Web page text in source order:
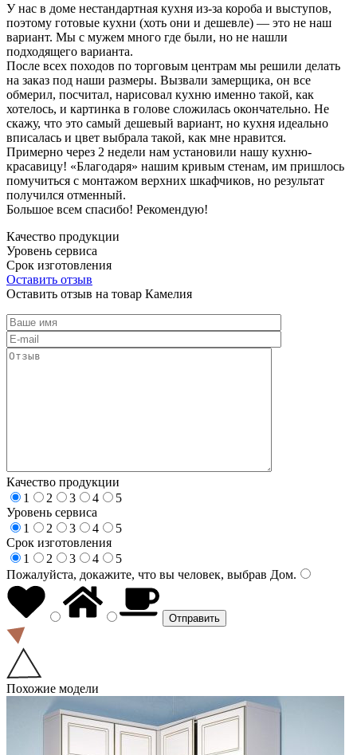
У нас в доме нестандартная кухня из-за короба и выступов,
поэтому готовые кухни (хоть они и дешевле) — это не наш
вариант. Мы с мужем много где были, но не нашли
подходящего варианта.
После всех походов по торговым центрам мы решили делать
на заказ под наши размеры. Вызвали замерщика, он все
обмерил, посчитал, нарисовал кухню именно такой, как
хотелось, и картинка в голове сложилась окончательно. Не
скажу, что это самый дешевый вариант, но кухня идеально
вписалась и цвет выбрала такой, как мне нравится.
Примерно через 2 недели нам установили нашу кухню-
красавицу! «Благодаря» нашим кривым стенам, им пришлось
помучиться с монтажом верхних шкафчиков, но результат
получился отменный.
Большое всем спасибо! Рекомендую!
Качество продукции
Уровень сервиса
Срок изготовления
Оставить отзыв
Оставить отзыв на товар Камелия
Качество продукции
1
2 3 4
5
Уровень сервиса
1
2 3 4
5
Срок изготовления
1
2 3 4
5
Пожалуйста, докажите, что вы человек, выбрав Дом.
Похожие модели